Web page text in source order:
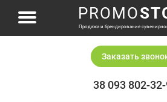
PROMO
Продажа и брендирование
Заказать
38 093 802-